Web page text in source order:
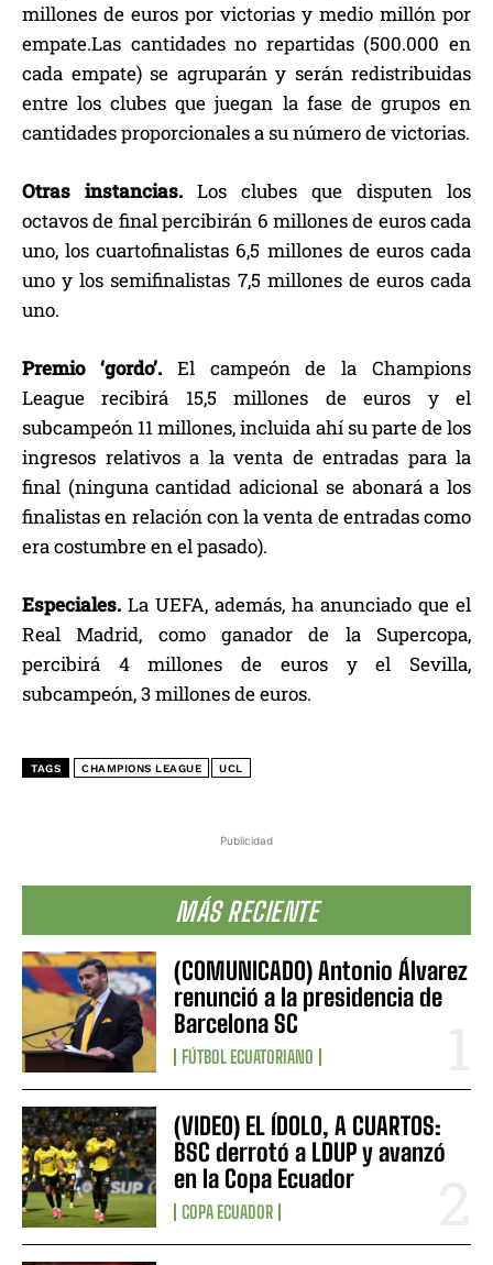
Publicidad
MÁS RECIENTE
(COMUNICADO) Antonio Álvarez
renunció a la presidencia de
Barcelona SC
FÚTBOL ECUATORIANO
(VIDEO) EL ÍDOLO, A CUARTOS:
BSC derrotó a LDUP y avanzó
en la Copa Ecuador
COPA ECUADOR
millones de euros por victorias y medio millón por
empate.Las cantidades no repartidas (500.000 en
cada empate) se agruparán y serán redistribuidas
entre los clubes que juegan la fase de grupos en
cantidades proporcionales a su número de victorias.
Otras instancias. Los clubes que disputen los
octavos de final percibirán 6 millones de euros cada
uno, los cuartofinalistas 6,5 millones de euros cada
uno y los semifinalistas 7,5 millones de euros cada
uno.
Premio ‘gordo’. El campeón de la Champions
League recibirá 15,5 millones de euros y el
subcampeón 11 millones, incluida ahí su parte de los
ingresos relativos a la venta de entradas para la
final (ninguna cantidad adicional se abonará a los
finalistas en relación con la venta de entradas como
era costumbre en el pasado).
Especiales. La UEFA, además, ha anunciado que el
Real Madrid, como ganador de la Supercopa,
percibirá 4 millones de euros y el Sevilla,
subcampeón, 3 millones de euros.
TAGS CHAMPIONS LEAGUE UCL